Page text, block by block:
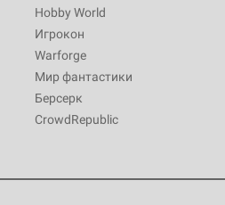
Hobby World
Игрокон
Warforge
Мир фантастики
Берсерк
CrowdRepublic